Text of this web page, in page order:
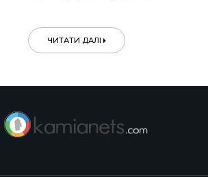
ЧИТАТИ ДАЛІ